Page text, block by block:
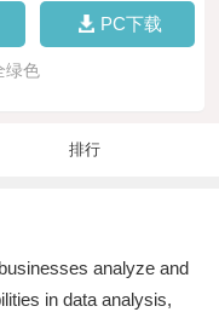
PC下载
绿色
排行
analyze and
in data analysis,